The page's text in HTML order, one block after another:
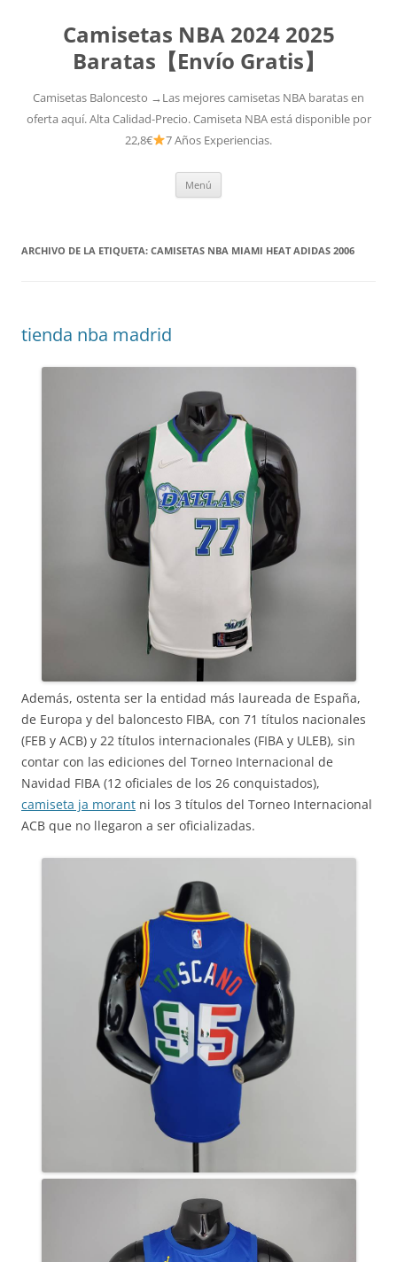
Camisetas NBA 2024 2025
Baratas【Envío Gratis】
Camisetas Baloncesto →Las mejores camisetas NBA baratas en
oferta aquí. Alta Calidad-Precio. Camiseta NBA está disponible por
22,8€
7 Años Experiencias.
Menú
ARCHIVO DE LA ETIQUETA: CAMISETAS NBA MIAMI HEAT ADIDAS 2006
tienda nba madrid
Además, ostenta ser la entidad más laureada de España,
de Europa y del baloncesto FIBA, con 71 títulos nacionales
(FEB y ACB) y 22 títulos internacionales (FIBA y ULEB), sin
contar con las ediciones del Torneo Internacional de
Navidad FIBA (12 oficiales de los 26 conquistados),
camiseta ja morant ni los 3 títulos del Torneo Internacional
ACB que no llegaron a ser oficializadas.